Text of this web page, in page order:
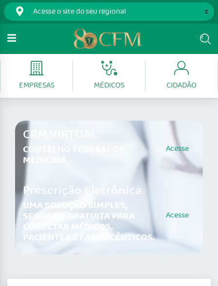
EMPRESAS MÉDICOS CIDADÃO
CRM VIRTUAL
CONSELHO FEDERAL DE
MEDICINA
Acesse
Prescrição Eletrônica
UMA SOLUÇÃO SIMPLES,
SEGURA E GRATUITA PARA
CONECTAR MÉDICOS,
PACIENTES E FARMACÊUTICOS.
Acesse